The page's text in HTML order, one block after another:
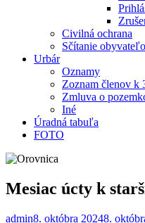
Civilná ochrana
Sčítanie
Urbár
Oznamy
Zoznam členov k
Zmluva o
Iné
Úradná tabuľa
FOTO
Mesiac úcty k
admin8. októbra 20248.